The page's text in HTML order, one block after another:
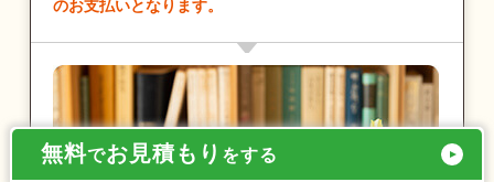
のお支払いとなります。
無料でお見積もり をする